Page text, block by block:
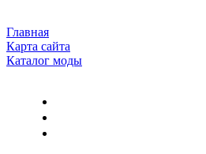
Главная
Карта сайта
Каталог моды